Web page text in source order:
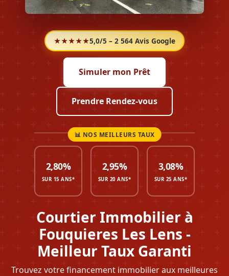
★★★★★5,0/5 – 2 564 Avis Google
Courtier Immobilier à
Fouquieres Les Lens -
Meilleur Taux Garanti
Trouvez votre financement immobilier aux meilleures
Simuler mon Prêt
Prendre Rendez-vous
2,80%
SUR 15 ANS*
2,95%
SUR 20 ANS*
3,08%
SUR 25 ANS*